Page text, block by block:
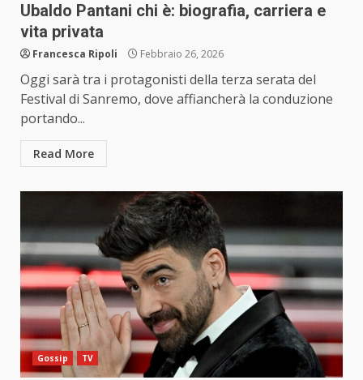
Ubaldo Pantani chi è: biografia, carriera e
vita privata
Francesca Ripoli Febbraio 26, 2026
Oggi sarà tra i protagonisti della terza serata del
Festival di Sanremo, dove affiancherà la conduzione
portando...
Read More
Gossip TV